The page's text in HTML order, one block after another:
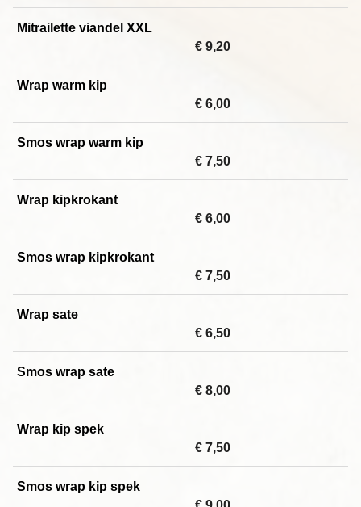
Mitrailette viandel XXL
€ 9,20
Wrap warm kip
€ 6,00
Smos wrap warm kip
€ 7,50
Wrap kipkrokant
€ 6,00
Smos wrap kipkrokant
€ 7,50
Wrap sate
€ 6,50
Smos wrap sate
€ 8,00
Wrap kip spek
€ 7,50
Smos wrap kip spek